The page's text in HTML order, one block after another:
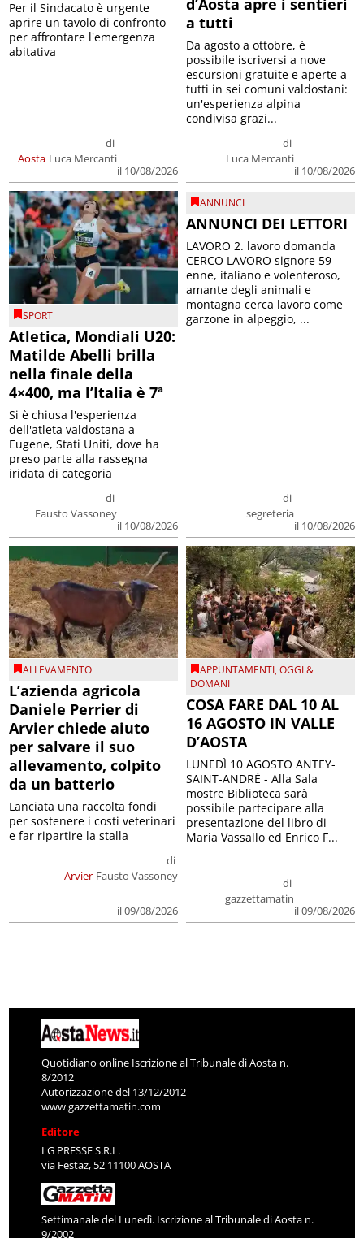
Aosta
di
Luca Mercanti
il 10/08/2026
Per il Sindacato è urgente
aprire un tavolo di confronto
per affrontare l'emergenza
abitativa
d’Aosta apre i sentieri
a tutti
di
Luca Mercanti
il 10/08/2026
Da agosto a ottobre, è
possibile iscriversi a nove
escursioni gratuite e aperte a
tutti in sei comuni valdostani:
un'esperienza alpina
condivisa grazi...
SPORT
Atletica, Mondiali U20:
Matilde Abelli brilla
nella finale della
4×400, ma l’Italia è 7ª
di
Fausto Vassoney
il 10/08/2026
Si è chiusa l'esperienza
dell'atleta valdostana a
Eugene, Stati Uniti, dove ha
preso parte alla rassegna
iridata di categoria
ANNUNCI
ANNUNCI DEI LETTORI
di
segreteria
il 10/08/2026
LAVORO 2. lavoro domanda
CERCO LAVORO signore 59
enne, italiano e volenteroso,
amante degli animali e
montagna cerca lavoro come
garzone in alpeggio, ...
ALLEVAMENTO
L’azienda agricola
Daniele Perrier di
Arvier chiede aiuto
per salvare il suo
allevamento, colpito
da un batterio
Arvier
di
Fausto Vassoney
il 09/08/2026
Lanciata una raccolta fondi
per sostenere i costi veterinari
e far ripartire la stalla
APPUNTAMENTI,OGGI &
DOMANI
COSA FARE DAL 10 AL
16 AGOSTO IN VALLE
D’AOSTA
di
gazzettamatin
il 09/08/2026
LUNEDÌ 10 AGOSTO ANTEY-
SAINT-ANDRÉ - Alla Sala
mostre Biblioteca sarà
possibile partecipare alla
presentazione del libro di
Maria Vassallo ed Enrico F...
Quotidiano online Iscrizione al Tribunale di Aosta n.
8/2012
Autorizzazione del 13/12/2012
www.gazzettamatin.com
Editore
LG PRESSE S.R.L.
via Festaz, 52 11100 AOSTA
Settimanale del Lunedì. Iscrizione al Tribunale di Aosta n.
9/2002